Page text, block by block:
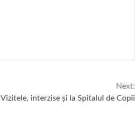
Next:
Vizitele, interzise și la Spitalul de Copii